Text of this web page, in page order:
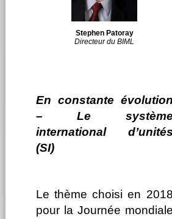
Stephen Patoray
Directeur du BIML
En constante
– Le
international
(SI)
Le thème choisi en
pour la Journée